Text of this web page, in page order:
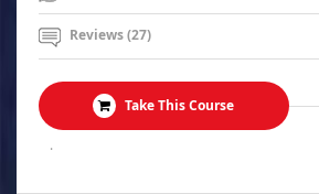
Reviews (27)
Take This Course
.